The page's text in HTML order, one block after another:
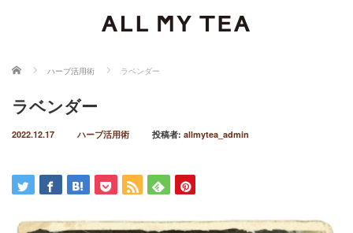
ホーム ハーブ活用術 ラベンダー
ラベンダー
2022.12.17 ハーブ活用術 投稿者: allmytea_admin